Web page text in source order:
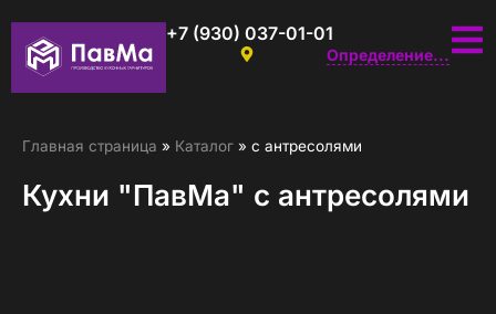
+7 (930) 037-01-01
Определение...
Главная страница » Каталог » с антресолями
Кухни "ПавМа" с антресолями